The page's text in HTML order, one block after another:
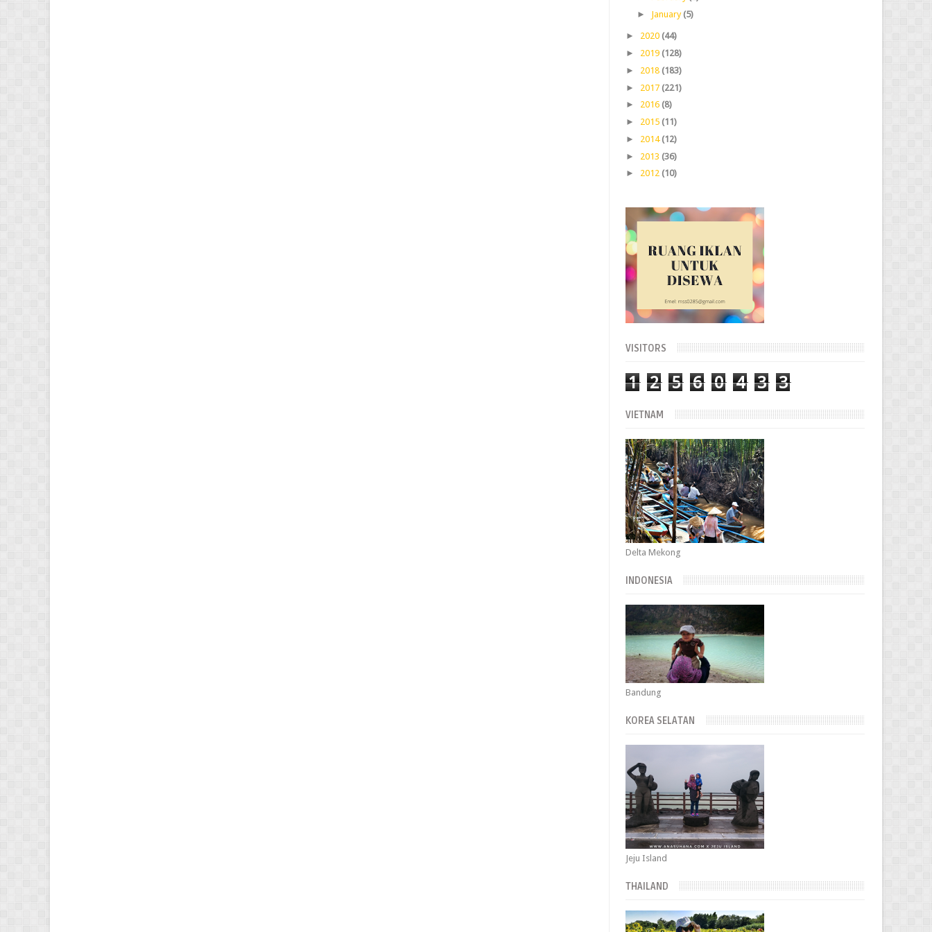
► January (5)
► 2020 (44)
► 2019 (128)
► 2018 (183)
► 2017 (221)
► 2016 (8)
► 2015 (11)
► 2014 (12)
► 2013 (36)
► 2012 (10)
VISITORS
1 2 5 6 0 4 3 3
VIETNAM
Delta Mekong
INDONESIA
Bandung
KOREA SELATAN
Jeju Island
THAILAND